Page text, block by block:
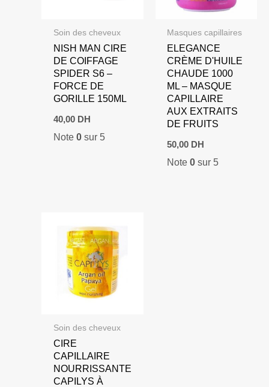
Soin des cheveux
NISH MAN CIRE
DE COIFFAGE
SPIDER S6 –
FORCE DE
GORILLE 150ML
40,00 DH
Note 0sur 5
Masques capillaires
ELEGANCE
CRÈME D'HUILE
CHAUDE 1000
ML – MASQUE
CAPILLAIRE
AUX EXTRAITS
DE FRUITS
50,00 DH
Note0 sur 5
Soin des cheveux
CIRE
CAPILLAIRE
NOURRISSANTE
CAPILYS À